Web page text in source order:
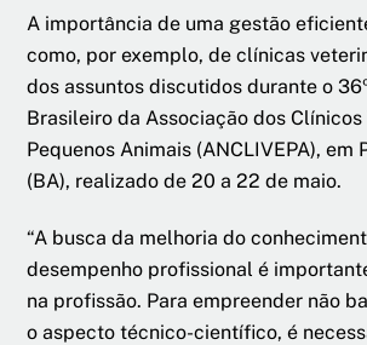
A importância de uma gestão
como, por exemplo, de clínicas
dos assuntos discutidos durante o
Brasileiro da Associação dos
Pequenos Animais (ANCLIVEPA), em
(BA), realizado de 20 a 22 de maio.
“A busca da melhoria do
desempenho profissional é
na profissão. Para empreender não
o aspecto técnico-científico, é